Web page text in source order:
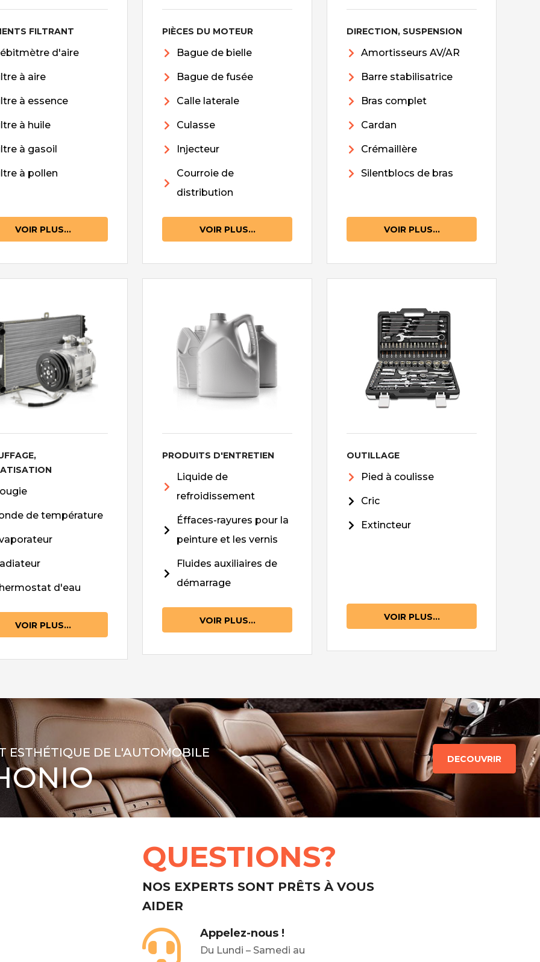
FILTRANT
d'aire
à aire
à essence
à huile
à gasoil
à pollen
VOIR PLUS...
PIÈCES DU MOTEUR
Bague de bielle
Bague de fusée
Calle laterale
Culasse
Injecteur
Courroie de
distribution
VOIR PLUS...
DIRECTION, SUSPENSION
Amortisseurs AV/AR
Barre stabilisatrice
Bras complet
Cardan
Crémaillère
Silentblocs de bras
VOIR PLUS...
de température
d'eau
VOIR PLUS...
PRODUITS D'ENTRETIEN
Liquide de
refroidissement
Éffaces-rayures pour la
peinture et les vernis
Fluides auxiliaires de
démarrage
VOIR PLUS...
OUTILLAGE
Pied à coulisse
Cric
Extincteur
VOIR PLUS...
ESTHÉTIQUE DE L'AUTOMOBILE DECOUVRIR
QUESTIONS?
NOS EXPERTS SONT PRÊTS À VOUS
AIDER
Appelez-nous !
Du Lundi – Samedi au